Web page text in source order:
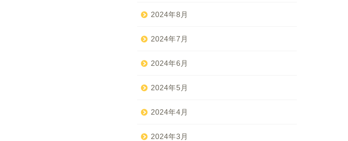
2024年8月
2024年7月
2024年6月
2024年5月
2024年4月
2024年3月